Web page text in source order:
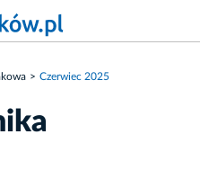
Czerwiec 2025